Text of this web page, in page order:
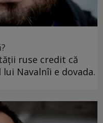
ruse credit că
Navalnîi e dovada.